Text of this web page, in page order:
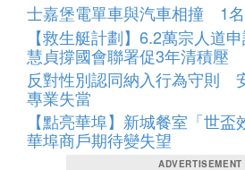
士嘉堡電單車與汽車相撞 1
【救生艇計劃】6.2萬宗人道
慧貞撐國會聯署促3年清積壓
反對性別認同納入行為守則
專業失當
【點亮華埠】新城餐室「世
華埠商戶期待變失望